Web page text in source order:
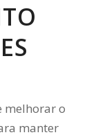
melhorar o
manter